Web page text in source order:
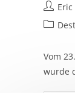
Autor:
Vom
wurde